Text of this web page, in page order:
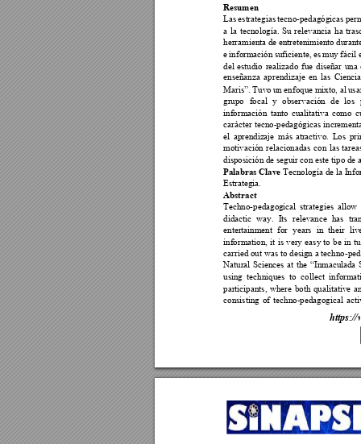
https://
Resumen
Las estrategias tecno-pedagógicas p
a la tecnología. Su relevancia ha
herramienta de entretenimiento du
e información suficiente, es muy fácil
del estudio realizado fue diseñar una
enseñanza aprendizaje en las
Maris”. Tuvo un enfoque mixto, al
grupo focal y observación de los
información tanto cualitativa como
carácter tecno-pedagógicas
el aprendizaje más atractivo. Los pri
motivación relacionadas con las
disposición de seguir con este tipo de
Palabras Clave Tecnología de la
Estrategia.
Abstract
Techno-pedagogical strategies allow
didactic way. Its relevance has
entertainment for years in their
information, it is very easy to be in
carried out was to design a techno-
Natural Sciences at the “Inmaculada
using techniques to collect
participants, where both qualitative
consisting of techno-pedagogical